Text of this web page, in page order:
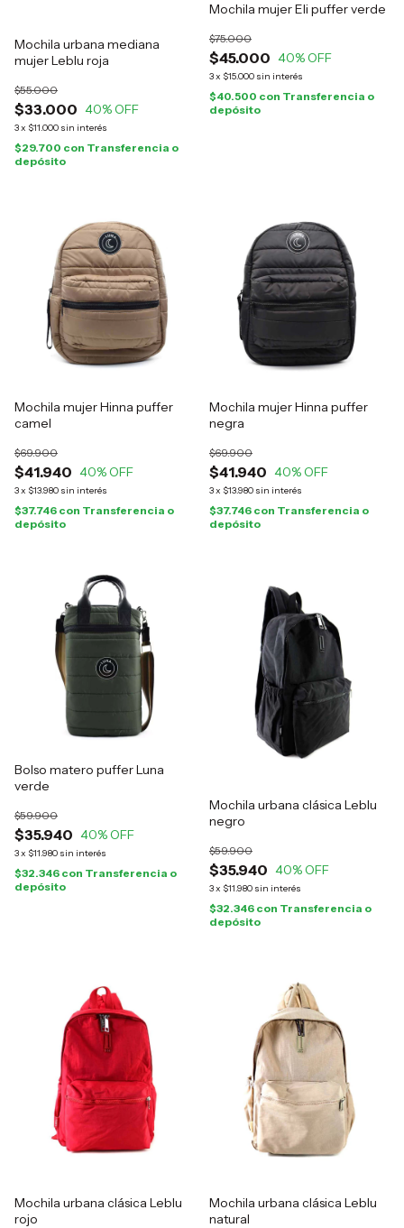
Mochila urbana mediana
mujer Leblu roja
$33.000
$55.000
40% OFF
3x $11.000 sin interés
$29.700 con Transferencia o
depósito
Mochila mujer Eli puffer verde
$45.000
$75.000
40% OFF
3x $15.000 sin interés
$40.500 con Transferencia o
depósito
Mochila mujer Hinna puffer
camel
$41.940
$69.900
40% OFF
3x $13.980 sin interés
$37.746 con Transferencia o
depósito
Mochila mujer Hinna puffer
negra
$41.940
$69.900
40% OFF
3x $13.980 sin interés
$37.746 con Transferencia o
depósito
Bolso matero puffer Luna
verde
$35.940
$59.900
40% OFF
3x $11.980 sin interés
$32.346 con Transferencia o
depósito
Mochila urbana clásica Leblu
negro
$35.940
$59.900
40% OFF
3x $11.980 sin interés
$32.346 con Transferencia o
depósito
Mochila urbana clásica Leblu
rojo
Mochila urbana clásica Leblu
natural